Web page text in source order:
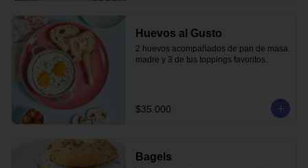
Huevos al Gusto
2 huevos acompañados de pan de masa
madre y 3 de tus toppings favoritos.
$35.000
Bagels